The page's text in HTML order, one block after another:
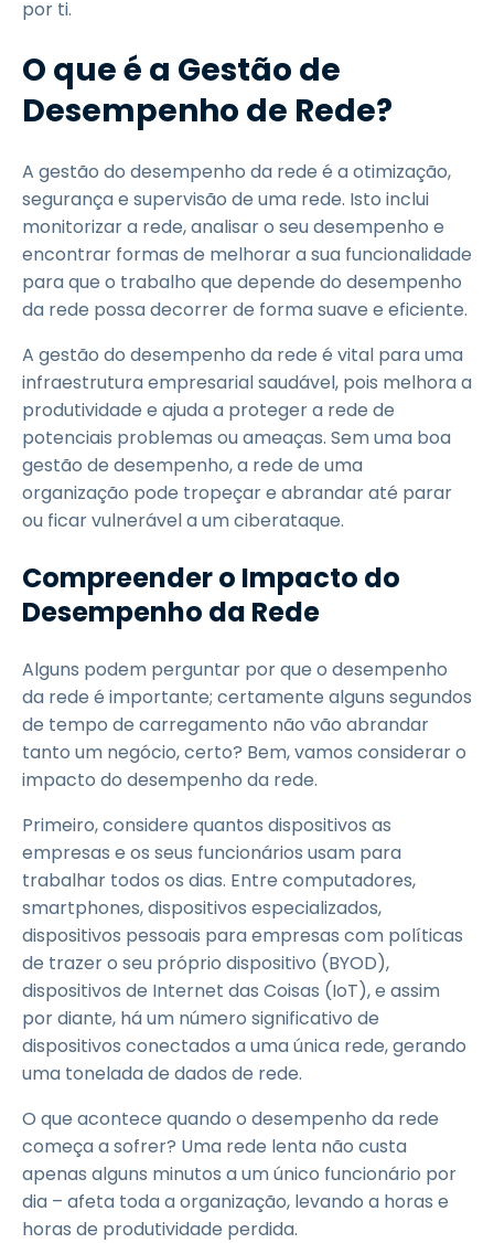
por ti.
O que é a Gestão de
Desempenho de Rede?
A gestão do desempenho da rede é a otimização,
segurança e supervisão de uma rede. Isto inclui
monitorizar a rede, analisar o seu desempenho e
encontrar formas de melhorar a sua funcionalidade
para que o trabalho que depende do desempenho
da rede possa decorrer de forma suave e eficiente.
A gestão do desempenho da rede é vital para uma
infraestrutura empresarial saudável, pois melhora a
produtividade e ajuda a proteger a rede de
potenciais problemas ou ameaças. Sem uma boa
gestão de desempenho, a rede de uma
organização pode tropeçar e abrandar até parar
ou ficar vulnerável a um ciberataque.
Compreender o Impacto do
Desempenho da Rede
Alguns podem perguntar por que o desempenho
da rede é importante; certamente alguns segundos
de tempo de carregamento não vão abrandar
tanto um negócio, certo? Bem, vamos considerar o
impacto do desempenho da rede.
Primeiro, considere quantos dispositivos as
empresas e os seus funcionários usam para
trabalhar todos os dias. Entre computadores,
smartphones, dispositivos especializados,
dispositivos pessoais para empresas com políticas
de trazer o seu próprio dispositivo (BYOD),
dispositivos de Internet das Coisas (IoT), e assim
por diante, há um número significativo de
dispositivos conectados a uma única rede, gerando
uma tonelada de dados de rede.
O que acontece quando o desempenho da rede
começa a sofrer? Uma rede lenta não custa
apenas alguns minutos a um único funcionário por
dia – afeta toda a organização, levando a horas e
horas de produtividade perdida.